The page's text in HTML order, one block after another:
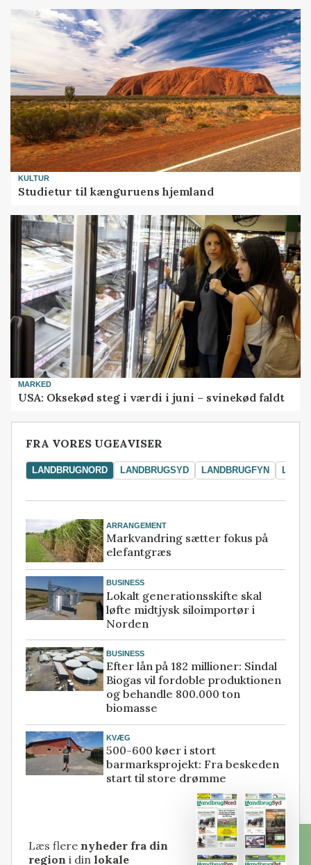
KULTUR
Studietur til kænguruens hjemland
MARKED
USA: Oksekød steg i værdi i juni – svinekød faldt
FRA VORES UGEAVISER
LANDBRUGNORD LANDBRUGSYD LANDBRUGFYN
ARRANGEMENT
Markvandring sætter fokus på
elefantgræs
BUSINESS
Lokalt generationsskifte skal
løfte midtjysk siloimportør i
Norden
BUSINESS
Efter lån på 182 millioner: Sindal
Biogas vil fordoble produktionen
og behandle 800.000 ton
biomasse
KVÆG
500-600 køer i stort
barmarksprojekt: Fra beskeden
start til store drømme
Læs flere nyheder fra din
region i dinlokale